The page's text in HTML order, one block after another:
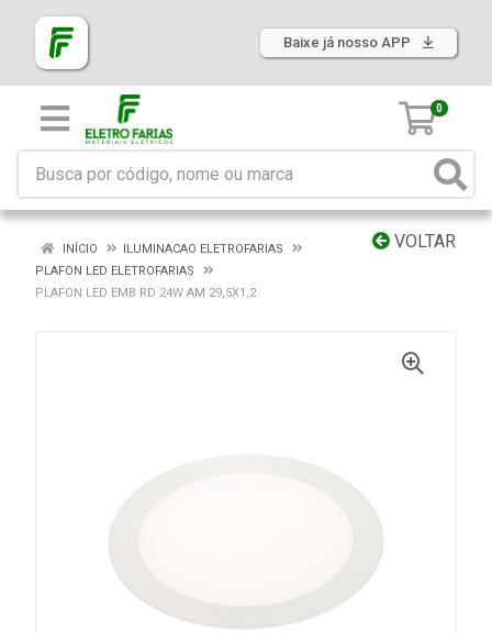
Baixe já nosso APP
0
VOLTAR
INÍCIO
ILUMINACAO ELETROFARIAS
PLAFON LED ELETROFARIAS
PLAFON LED EMB RD 24W AM 29,5X1,2